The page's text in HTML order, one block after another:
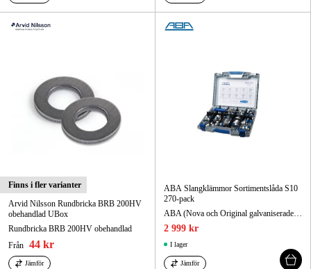
Finns i fler varianter
Arvid Nilsson Rundbricka BRB 200HV
obehandlad UBox
Rundbricka BRB 200HV obehandlad
Från 44 kr
Jämför
ABA Slangklämmor Sortimentslåda S10
270-pack
ABA (Nova och Original galvaniserade (S10) slanglämmor
2 999 kr
I lager
Jämför